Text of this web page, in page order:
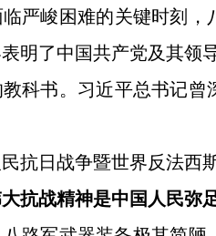
严峻困难的关键时刻
明了中国共产党及其领
科书。习近平总书记
抗日战争暨世界反法西
抗战精神是中国人民弥